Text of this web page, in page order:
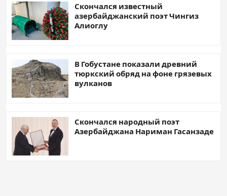
Скончался известный
азербайджанский поэт Чингиз
Алиоглу
В Гобустане показали древний
тюркский обряд на фоне грязевых
вулканов
Скончался народный поэт
Азербайджана Нариман Гасанзаде